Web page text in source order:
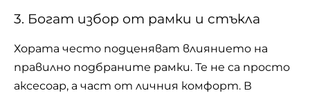
3. Богат избор от рамки и стъкла
Хората често подценяват влиянието на
правилно подбраните рамки. Те не са просто
аксесоар, а част от личния комфорт. В